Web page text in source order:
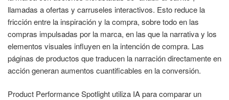
llamadas a ofertas y carruseles interactivos. Esto reduce la
fricción entre la inspiración y la compra, sobre todo en las
compras impulsadas por la marca, en las que la narrativa y los
elementos visuales influyen en la intención de compra. Las
páginas de productos que traducen la narración directamente en
acción generan aumentos cuantificables en la conversión.
Product Performance Spotlight utiliza IA para comparar un